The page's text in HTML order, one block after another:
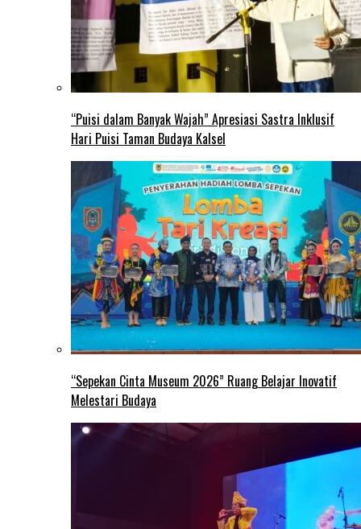
“Puisi dalam Banyak Wajah” Apresiasi Sastra Inklusif
Hari Puisi Taman Budaya Kalsel
“Sepekan Cinta Museum 2026” Ruang Belajar Inovatif
Melestari Budaya